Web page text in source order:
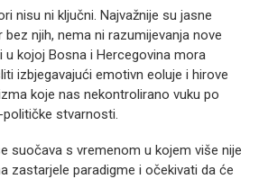
nisu ni ključni. Najvažnije su jasne
njih, nema ni razumijevanja nove
kojoj Bosna i Hercegovina mora
izbjegavajući emotivn eoluje i hirove
koje nas nekontrolirano vuku po
stvarnosti.
suočava s vremenom u kojem više nije
zastarjele paradigme i očekivati da će